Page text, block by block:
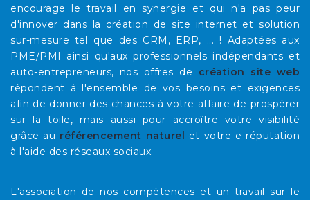
encourage le travail en synergie et qui n'a pas peur
d'innover dans la création de site internet et solution
sur-mesure tel que des CRM, ERP, ... ! Adaptées aux
PME/PMI ainsi qu'aux professionnels indépendants et
auto-entrepreneurs, nos offres de création site web
répondent à l'ensemble de vos besoins et exigences
afin de donner des chances à votre affaire de prospérer
sur la toile, mais aussi pour accroître votre visibilité
grâce au référencement naturel et votre e-réputation
à l'aide des réseaux sociaux.
L'association de nos compétences et un travail sur le